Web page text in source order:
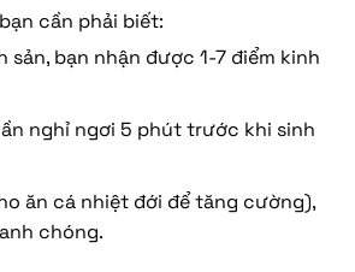
cần phải biết:
sản, bạn nhận được 1-7 điểm kinh
nghỉ ngơi 5 phút trước khi sinh
ăn cá nhiệt đới để tăng cường),
chóng.